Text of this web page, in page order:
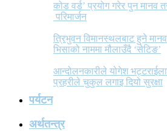
कोड वर्ड’ प्रयोग गरेर पुन
परिमार्जन
त्रिभुवन विमानस्थलबाट हुने
भिसाको नाममा मौलाउँदै ‘सेटिङ’
आन्दोलनकारीले योगेश
प्रहरीले चुकुल लगाइ दियो सुरक्षा
पर्यटन
अर्थतन्त्र